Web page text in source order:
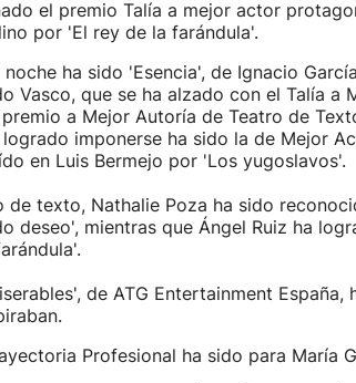
el premio Talía a mejor actor
por 'El rey de la farándula'.
ha sido 'Esencia', de Ignacio
Vasco, que se ha alzado con el Talía a
a Mejor Autoría de Teatro de
imponerse ha sido la de Mejor
en Luis Bermejo por 'Los yugoslavos'.
texto, Nathalie Poza ha sido
deseo', mientras que Ángel Ruiz ha
de ATG Entertainment España,
Profesional ha sido para María